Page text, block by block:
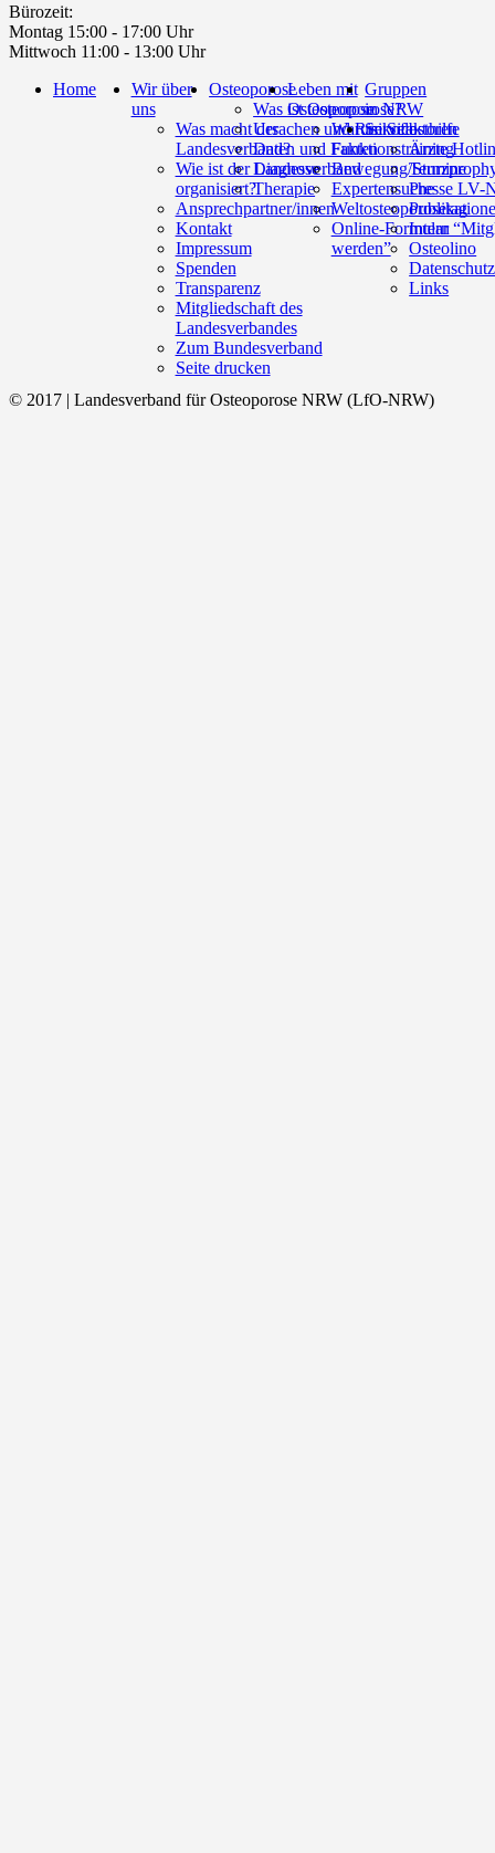
Bürozeit:
Montag 15:00 - 17:00 Uhr
Mittwoch 11:00 - 13:00 Uhr
Home
Wir über
uns
Was macht der
Landesverband?
Wie ist der Landesverband
organisiert?
Ansprechpartner/innen
Kontakt
Impressum
Spenden
Transparenz
Mitgliedschaft des
Landesverbandes
Zum Bundesverband
Seite drucken
Osteoporose
Was ist Osteoporose?
Ursachen und Risikofaktoren
Daten und Fakten
Diagnose
Therapie
Leben mit
Osteoporose
Warum Selbsthilfe
Funktionstraining
Bewegung/
Expertensuche
Weltosteoporosetag
Online-Formular
werden”
Gruppen
in NRW
Service
Ärzte
Termine
Presse LV-
Intern
Osteolino
Links
© 2017 | Landesverband für Osteoporose NRW (LfO-NRW)